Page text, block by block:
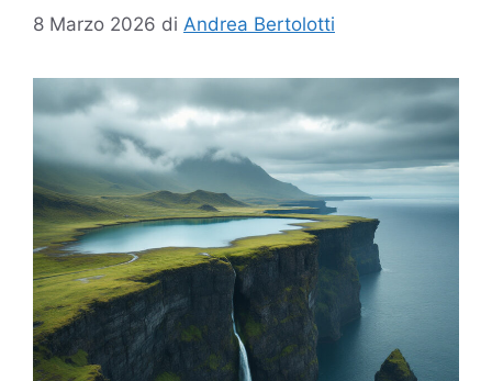
8 Marzo 2026 di Andrea Bertolotti